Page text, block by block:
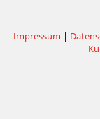
Impressum |